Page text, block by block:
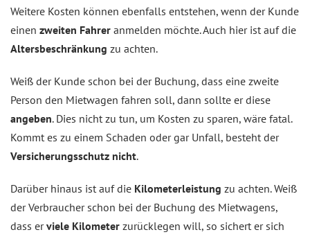
Weitere Kosten können ebenfalls entstehen, wenn der Kunde
einen zweiten Fahrer anmelden möchte. Auch hier ist auf die
Altersbeschränkung zu achten.
Weiß der Kunde schon bei der Buchung, dass eine zweite
Person den Mietwagen fahren soll, dann sollte er diese
angeben. Dies nicht zu tun, um Kosten zu sparen, wäre fatal.
Kommt es zu einem Schaden oder gar Unfall, besteht der
Versicherungsschutz nicht.
Darüber hinaus ist auf die Kilometerleistung zu achten. Weiß
der Verbraucher schon bei der Buchung des Mietwagens,
dass erviele Kilometer zurücklegen will, so sichert er sich